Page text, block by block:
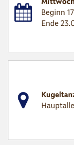
Beginn
Ende